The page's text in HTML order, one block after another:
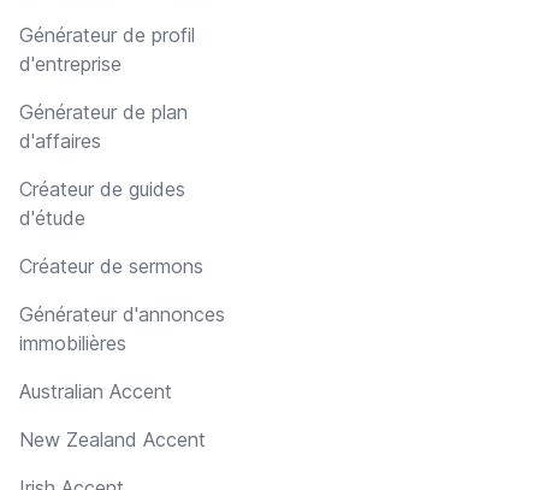
Générateur de profil
d'entreprise
Générateur de plan
d'affaires
Créateur de guides
d'étude
Créateur de sermons
Générateur d'annonces
immobilières
Australian Accent
New Zealand Accent